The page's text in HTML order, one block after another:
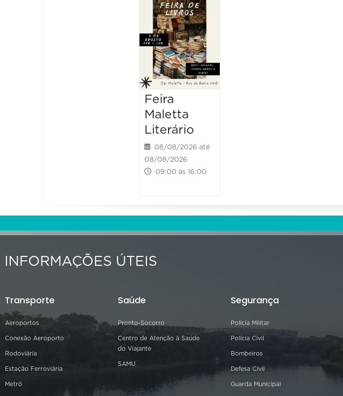
Feira
Maletta
Literário
08/08/2026 até
08/08/2026
09:00 às 16:00
INFORMAÇÕES ÚTEIS
Transporte
Aeroportos
Conexão Aeroporto
Rodoviária
Estação Ferroviária
Metrô
Saúde
Pronto-Socorro
Centro de Atenção à Saúde
do Viajante
SAMU
Segurança
Polícia Militar
Polícia Civil
Bombeiros
Defesa Civil
Guarda Municipal